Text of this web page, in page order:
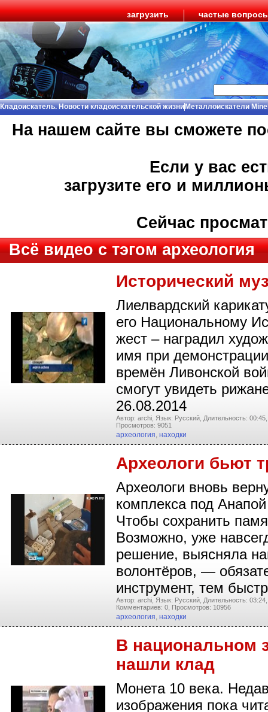
загрузить частые
Кладоискатель. Новости кладоискательской жизниМеталлоискатели
На нашем сайте вы сможете
Если у вас
загрузите его и
Сейчас
Всё видео с тэгом археология
Исторический
Лиелвардский
его Национальному
жест – наградил
имя при
времён Ливонской
смогут увидеть
26.08.2014
Автор: archi, Язык: Русский, Длительность: 00:45,
Просмотров: 9051
археология, находки
Археологи бьют
Археологи вновь
комплекса под
Чтобы сохранить
Возможно, уже
решение, выясняла
волонтёров, —
инструмент, тем
Автор: archi, Язык: Русский, Длительность: 03:24,
Комментариев: 0, Просмотров: 10956
археология, находки
В национальном
нашли клад
Монета 10 века.
изображения пока